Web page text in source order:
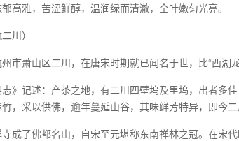
高雅，苦涩鲜醇，温润绿而清澈，全叶嫩匀光亮。
川）
市萧山区二川，在唐宋时期就已闻名于世，比“西湖
》记述：产茶之地，有二川四壁坞及里坞，出者多
，采以供佛，逾年蔓延山谷，其味鲜芳特异，即今二
成了佛都名山，自宋至元堪称东南禅林之冠。在宋